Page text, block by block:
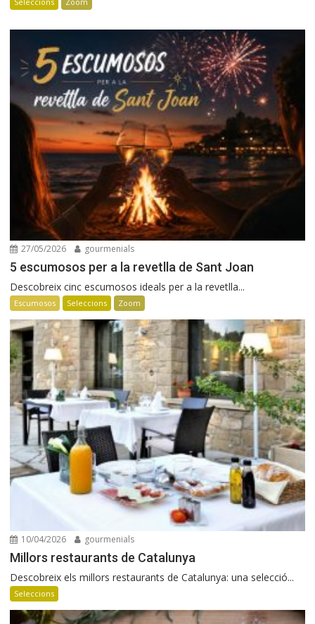
27/05/2026 gourmenials
5 escumosos per a la revetlla de Sant Joan
Descobreix cinc escumosos ideals per a la revetlla...
Escumosos Seleccions Zoom
10/04/2026 gourmenials
Millors restaurants de Catalunya
Descobreix els millors restaurants de Catalunya: una selecció...
Seleccions